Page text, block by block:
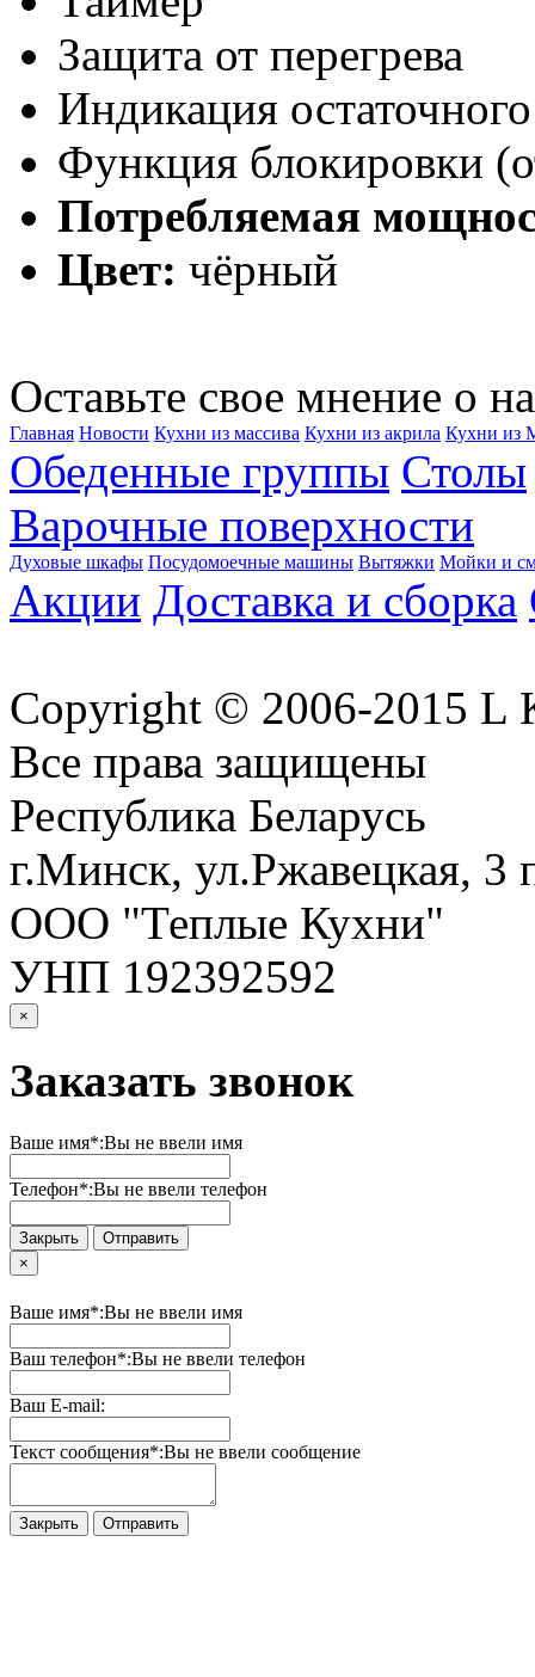
Защита от перегрева
Индикация
Функция блокировки
Потребляемая
Цвет: чёрный
Оставьте свое мнение о
Главная Новости Кухни из массива Кухни из акрила Кухни из
Обеденные группы Столы
Варочные поверхности
Духовые шкафы Посудомоечные машины Вытяжки Мойки и
Акции Доставка и сборка
Copyright © 2006-2015
Все права защищены
Республика Беларусь
г.Минск, ул.Ржавецкая, 3
ООО "Теплые Кухни"
УНП 192392592
×
Заказать звонок
Ваше имя*:Вы не ввели имя
Телефон*:Вы не ввели телефон
Закрыть
Отправить
×
Ваше имя*:Вы не ввели имя
Ваш телефон*:Вы не ввели телефон
Ваш E-mail:
Текст сообщения*:Вы не ввели сообщение
Закрыть Отправить